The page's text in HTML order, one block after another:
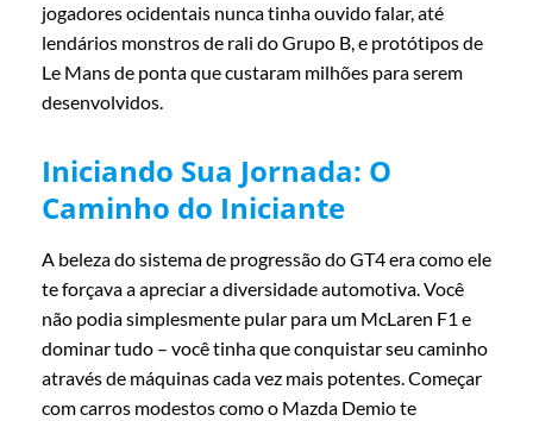
jogadores ocidentais nunca tinha ouvido falar, até
lendários monstros de rali do Grupo B, e protótipos de
Le Mans de ponta que custaram milhões para serem
desenvolvidos.
Iniciando Sua Jornada: O
Caminho do Iniciante
A beleza do sistema de progressão do GT4 era como ele
te forçava a apreciar a diversidade automotiva. Você
não podia simplesmente pular para um McLaren F1 e
dominar tudo – você tinha que conquistar seu caminho
através de máquinas cada vez mais potentes. Começar
com carros modestos como o Mazda Demio te